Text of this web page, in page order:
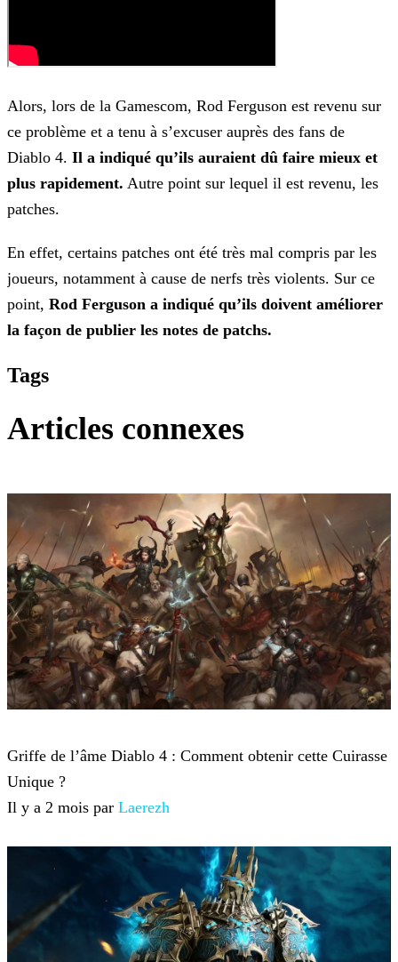
Alors, lors de la Gamescom, Rod Ferguson est revenu sur
ce problème et a tenu à s’excuser auprès des fans de
Diablo 4. Il a indiqué qu’ils auraient dû faire mieux et
plus rapidement. Autre point sur lequel il est revenu, les
patches.
En effet, certains patches ont été très mal compris par les
joueurs, notamment à cause de nerfs très violents. Sur ce
point, Rod Ferguson a indiqué qu’ils doivent améliorer
la façon de publier les notes de patchs.
Tags
Articles connexes
Griffe de l’âme Diablo 4 : Comment obtenir cette Cuirasse
Unique ?
Il y a 2 mois par Laerezh